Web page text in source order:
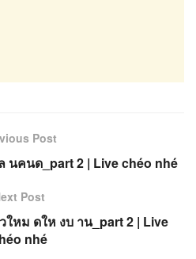
Post
นคนด_part 2 | Live chéo nhé
Post
ใหม ดให งบ าน_part 2 | Live
nhé